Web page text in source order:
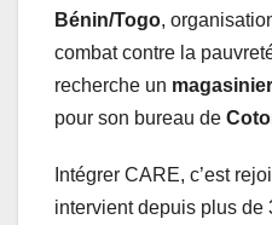
Bénin/Togo,
combat contre la
recherche un
pour son bureau de
Intégrer CARE, c’est
intervient depuis plus de